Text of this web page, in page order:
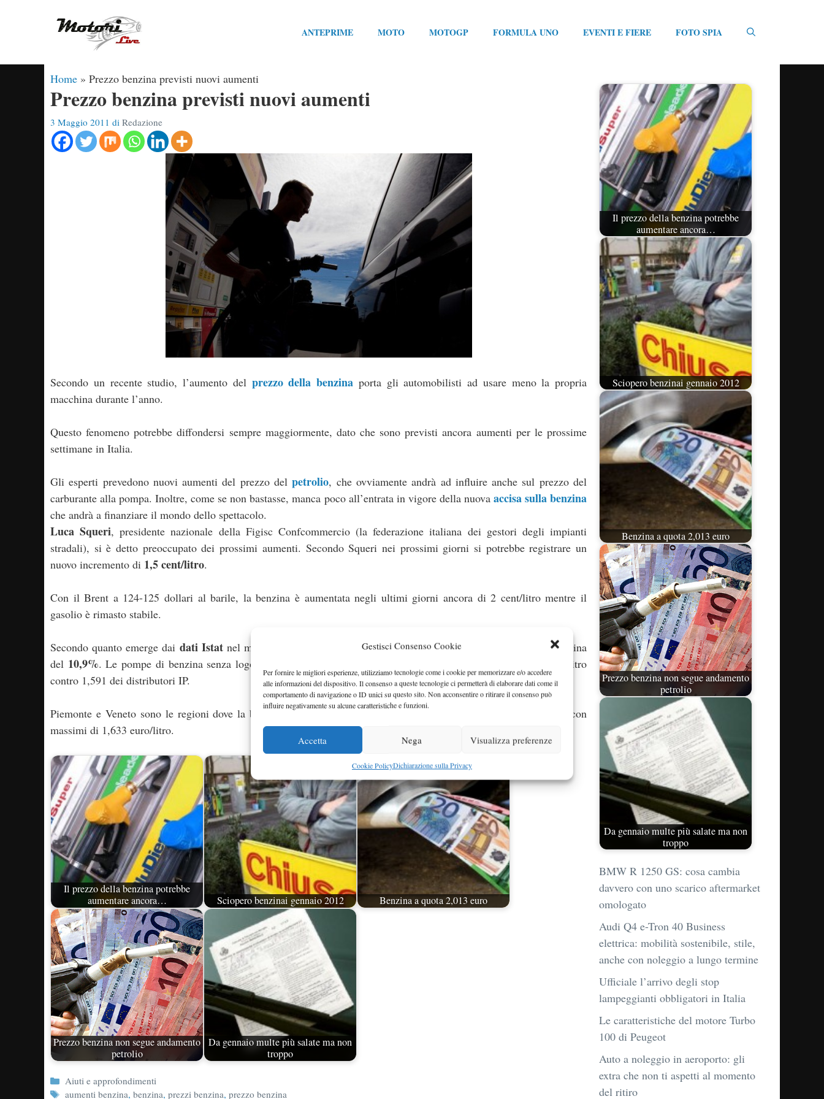
Gestisci Consenso Cookie
Per fornire le migliori esperienze, utilizziamo tecnologie come i cookie per memorizzare e/o accedere
alle informazioni del dispositivo. Il consenso a queste tecnologie ci permetterà di elaborare dati come il
comportamento di navigazione o ID unici su questo sito. Non acconsentire o ritirare il consenso può
influire negativamente su alcune caratteristiche e funzioni.
Accetta Nega Visualizza preferenze
Cookie PolicyDichiarazione sulla Privacy
ANTEPRIME MOTO MOTOGP FORMULA UNO EVENTI E FIERE FOTO SPIA
Home » Prezzo benzina previsti nuovi aumenti
Prezzo benzina previsti nuovi aumenti
3 Maggio 2011 di Redazione
Secondo un recente studio, l’aumento del prezzo della benzina porta gli automobilisti ad usare meno la propria
macchina durante l’anno.
Questo fenomeno potrebbe diffondersi sempre maggiormente, dato che sono previsti ancora aumenti per le prossime
settimane in Italia.
Gli esperti prevedono nuovi aumenti del prezzo delpetrolio, che ovviamente andrà ad influire anche sul prezzo del
carburante alla pompa. Inoltre, come se non bastasse, manca poco all’entrata in vigore della nuova accisa sulla benzina
che andrà a finanziare il mondo dello spettacolo.
Luca Squeri, presidente nazionale della Figisc Confcommercio (la federazione italiana dei gestori degli impianti
stradali), si è detto preoccupato dei prossimi aumenti. Secondo Squeri nei prossimi giorni si potrebbe registrare un
nuovo incremento di 1,5 cent/litro.
Con il Brent a 124-125 dollari al barile, la benzina è aumentata negli ultimi giorni ancora di 2 cent/litro mentre il
gasolio è rimasto stabile.
Secondo quanto emerge dai dati Istatnel mese di aprile si è registrato un aumento in media del prezzo della benzina
del 10,9%. Le pompe di benzina senza logo hanno tariffe più vantaggiose, con il prezzo medio a 1,512 euro al litro
contro 1,591 dei distributori IP.
Piemonte e Veneto sono le regioni dove la benzina costa meno, mentre la Puglia è la regione dove costa di più, con
massimi di 1,633 euro/litro.
Il prezzo della benzina potrebbe
aumentare ancora…
Sciopero benzinai gennaio 2012 Benzina a quota 2,013 euro
Prezzo benzina non segue andamento
petrolio
Da gennaio multe più salate ma non
troppo
Categorie
Aiuti e approfondimenti
Tag
aumenti benzina,benzina,prezzi benzina,prezzo benzina
Il prezzo della benzina potrebbe
aumentare ancora…
Sciopero benzinai gennaio 2012
Benzina a quota 2,013 euro
Prezzo benzina non segue andamento
petrolio
Da gennaio multe più salate ma non
troppo
BMW R 1250 GS: cosa cambia
davvero con uno scarico aftermarket
omologato
Audi Q4 e-Tron 40 Business
elettrica: mobilità sostenibile, stile,
anche con noleggio a lungo termine
Ufficiale l’arrivo degli stop
lampeggianti obbligatori in Italia
Le caratteristiche del motore Turbo
100 di Peugeot
Auto a noleggio in aeroporto: gli
extra che non ti aspetti al momento
del ritiro